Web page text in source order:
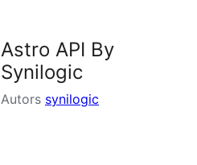
Astro API By
Synilogic
Autors synilogic